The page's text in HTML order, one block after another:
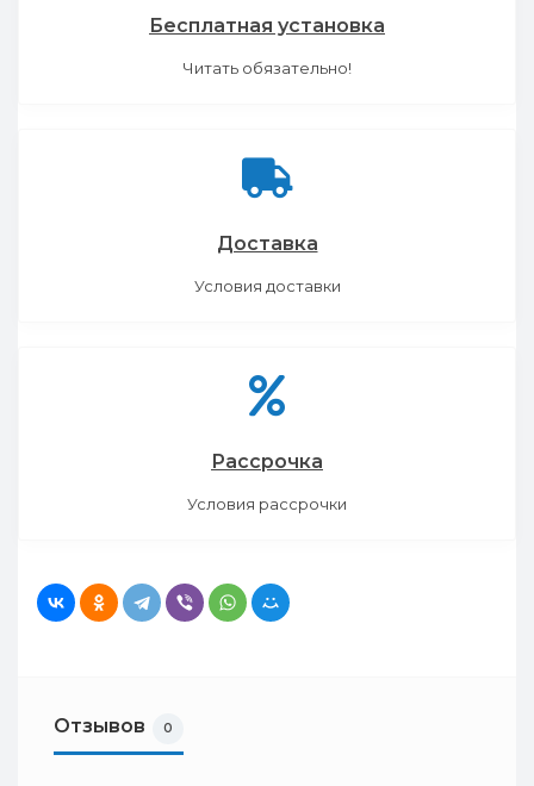
Бесплатная установка
Читать обязательно!
Доставка
Условия доставки
Рассрочка
Условия рассрочки
Отзывов 0